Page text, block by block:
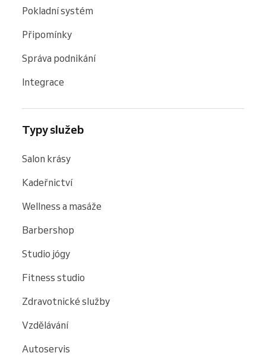
Pokladní systém
Připomínky
Správa podnikání
Integrace
Typy služeb
Salon krásy
Kadeřnictví
Wellness a masáže
Barbershop
Studio jógy
Fitness studio
Zdravotnické služby
Vzdělávání
Autoservis